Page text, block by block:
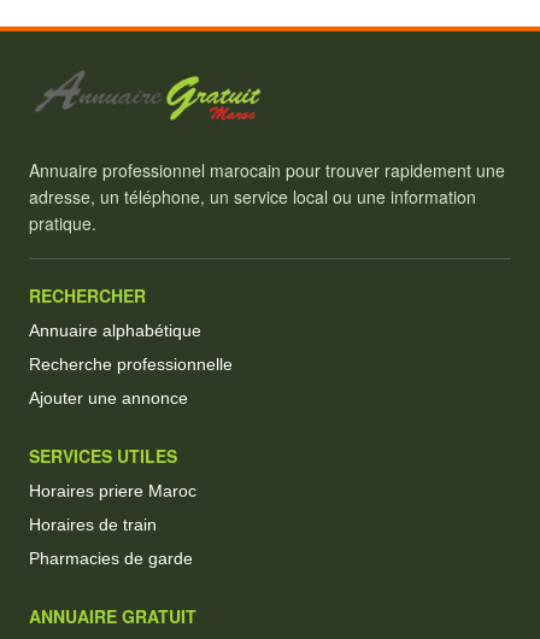
Annuaire professionnel marocain pour trouver rapidement une
adresse, un téléphone, un service local ou une information
pratique.
RECHERCHER
Annuaire alphabétique
Recherche professionnelle
Ajouter une annonce
SERVICES UTILES
Horaires priere Maroc
Horaires de train
Pharmacies de garde
ANNUAIRE GRATUIT